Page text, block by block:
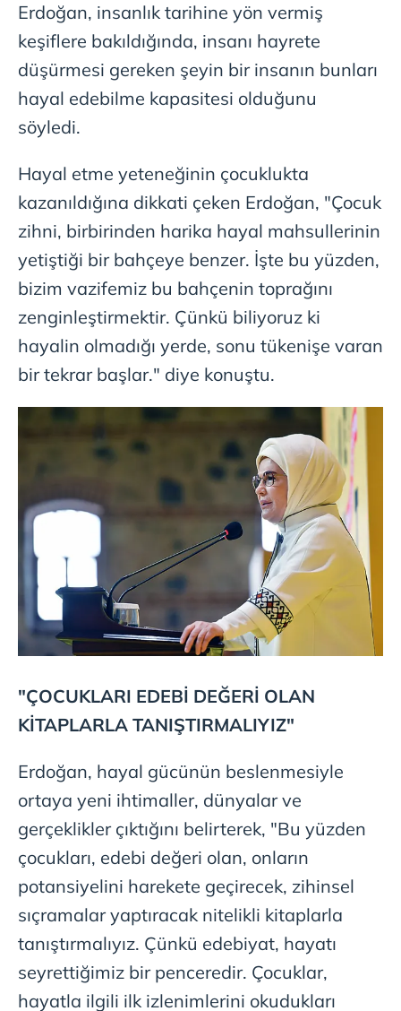
Erdoğan, insanlık tarihine yön vermiş
keşiflere bakıldığında, insanı hayrete
düşürmesi gereken şeyin bir insanın bunları
hayal edebilme kapasitesi olduğunu
söyledi.
Hayal etme yeteneğinin çocuklukta
kazanıldığına dikkati çeken Erdoğan, "Çocuk
zihni, birbirinden harika hayal mahsullerinin
yetiştiği bir bahçeye benzer. İşte bu yüzden,
bizim vazifemiz bu bahçenin toprağını
zenginleştirmektir. Çünkü biliyoruz ki
hayalin olmadığı yerde, sonu tükenişe varan
bir tekrar başlar." diye konuştu.
"ÇOCUKLARI EDEBİ DEĞERİ OLAN
KİTAPLARLA TANIŞTIRMALIYIZ"
Erdoğan, hayal gücünün beslenmesiyle
ortaya yeni ihtimaller, dünyalar ve
gerçeklikler çıktığını belirterek, "Bu yüzden
çocukları, edebi değeri olan, onların
potansiyelini harekete geçirecek, zihinsel
sıçramalar yaptıracak nitelikli kitaplarla
tanıştırmalıyız. Çünkü edebiyat, hayatı
seyrettiğimiz bir penceredir. Çocuklar,
hayatla ilgili ilk izlenimlerini okudukları